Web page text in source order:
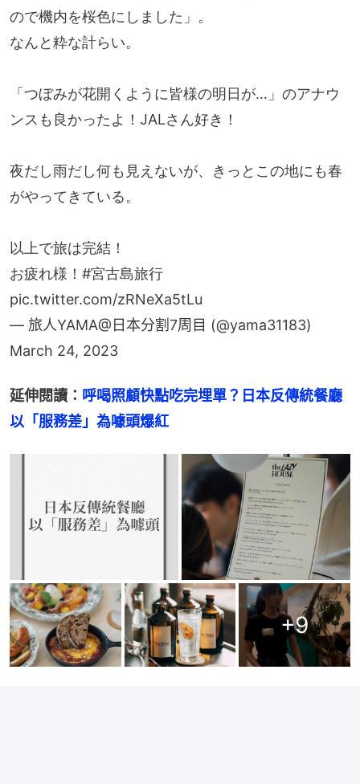
ので機内を桜色にしました」。
なんと粋な計らい。
「つぼみが花開くように皆様の明日が…」のアナウ
ンスも良かったよ！JALさん好き！
夜だし雨だし何も見えないが、きっとこの地にも春
がやってきている。
以上で旅は完結！
お疲れ様！ #宮古島旅行
pic.twitter.com/zRNeXa5tLu
— 旅人YAMA@日本分割7周目 (@yama31183)
March 24, 2023
延伸閱讀： 呼喝照顧快點吃完埋單？日本反傳統餐廳
以「服務差」為噱頭爆紅
+9